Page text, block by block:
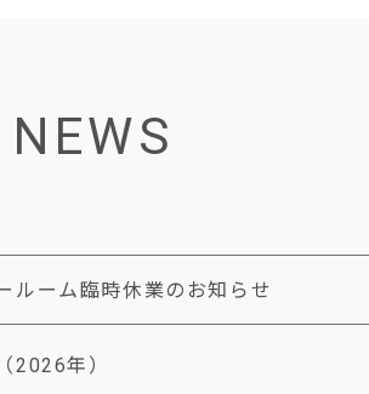
NEWS
ルーム臨時休業のお知らせ
2026年）